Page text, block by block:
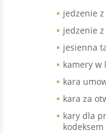
jedzenie
jedzenie
jesienna
kamery w
kara
kara za
kary dla